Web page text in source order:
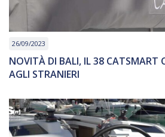
26/09/2023
NOVITÀ DI BALI, IL 38 CATSMART
AGLI STRANIERI